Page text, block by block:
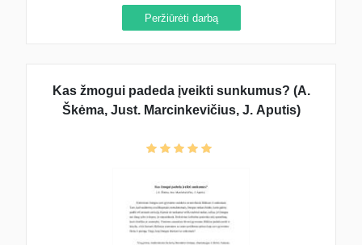
Peržiūrėti darbą
Kas žmogui padeda įveikti sunkumus? (A.
Škėma, Just. Marcinkevičius, J. Aputis)